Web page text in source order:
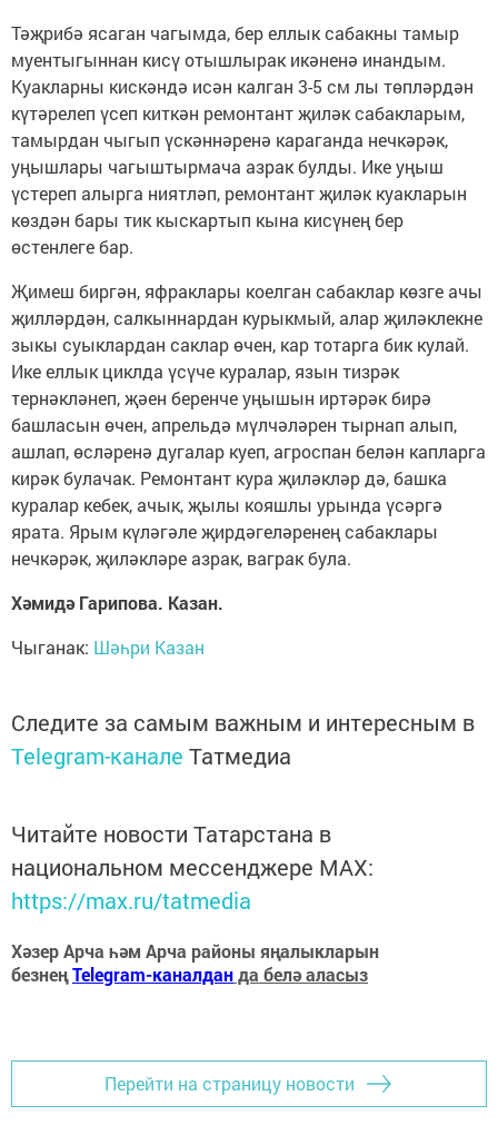
Тәҗрибә ясаган чагымда, бер еллык сабакны тамыр
муентыгыннан кисү отышлырак икәненә инандым.
Куакларны кискәндә исән калган 3-5 см лы төпләрдән
күтәрелеп үсеп киткән ремонтант җиләк сабакларым,
тамырдан чыгып үскәннәренә караганда нечкәрәк,
уңышлары чагыштырмача азрак булды. Ике уңыш
үстереп алырга ниятләп, ремонтант җиләк куакларын
көздән бары тик кыскартып кына кисүнең бер
өстенлеге бар.
Җимеш биргән, яфраклары коелган сабаклар көзге ачы
җилләрдән, салкыннардан курыкмый, алар җиләклекне
зыкы суыклардан саклар өчен, кар тотарга бик кулай.
Ике еллык циклда үсүче куралар, язын тизрәк
тернәкләнеп, җәен беренче уңышын иртәрәк бирә
башласын өчен, апрельдә мүлчәләрен тырнап алып,
ашлап, өсләренә дугалар куеп, агроспан белән капларга
кирәк булачак. Ремонтант кура җиләкләр дә, башка
куралар кебек, ачык, җылы кояшлы урында үсәргә
ярата. Ярым күләгәле җирдәгеләренең сабаклары
нечкәрәк, җиләкләре азрак, ваграк була.
Хәмидә Гарипова. Казан.
Чыганак: Шәһри Казан
Следите за самым важным и интересным в
Telegram-канале Татмедиа
Читайте новости Татарстана в
национальном мессенджере MАХ:
https://max.ru/tatmedia
Хәзер Арча һәм Арча районы яңалыкларын
безнеңTelegram-каналданда белә аласыз
Перейти на страницу новости